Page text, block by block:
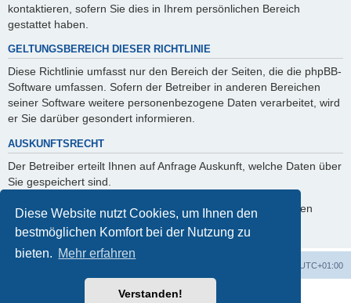
Diese Website nutzt Cookies, um Ihnen den
bestmöglichen Komfort bei der Nutzung zu
bieten. Mehr erfahren
Verstanden!
kontaktieren, sofern Sie dies in Ihrem persönlichen Bereich
gestattet haben.
GELTUNGSBEREICH DIESER RICHTLINIE
Diese Richtlinie umfasst nur den Bereich der Seiten, die die phpBB-
Software umfassen. Sofern der Betreiber in anderen Bereichen
seiner Software weitere personenbezogene Daten verarbeitet, wird
er Sie darüber gesondert informieren.
AUSKUNFTSRECHT
Der Betreiber erteilt Ihnen auf Anfrage Auskunft, welche Daten über
Sie gespeichert sind.
Sie können jederzeit die Löschung bzw. Sperrung Ihrer Daten
verlangen. Kontaktieren Sie hierzu bitte den Betreiber.
UTC+01:00
Powered byphpBB® Forum Software © phpBB Limited